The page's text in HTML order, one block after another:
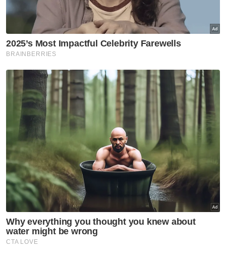
Terengganu
Kerosakan terumbu karang
Pulau Redang: Kerajaan negeri
panggil pengusaha bot, resort
Terengganu
Enam bulan berjauhan, tak
sangka anak pulang sebagai
jenazah - Bapa
'Surprise' durian buat cikgu
kesayangan
Terengganu
'Isteri patah tangan, kereta
rosak teruk' - Mangsa nahas
gajah pertimbang tindakan
undang-undang